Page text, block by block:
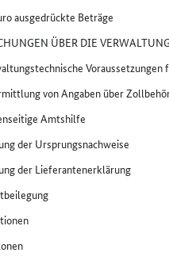
ausgedrückte Beträge
ÜBER DIE
von Angaben über
Amtshilfe
der Ursprungsnachweise
der Lieferantenerklärung